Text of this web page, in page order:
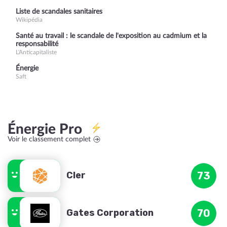
Liste de scandales sanitaires
Wikipédia
Santé au travail : le scandale de l'exposition au cadmium et la
responsabilité
L'Anticapitaliste
Énergie
Saft
Énergie Pro
Voir le classement complet
Cler 73
Gates Corporation 70